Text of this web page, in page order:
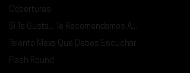
Coberturas
Si Te Gusta... Te Recomendamos A...
Talento Mexa Que Debes Escuchar
Flash Round